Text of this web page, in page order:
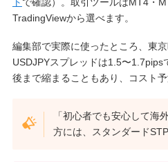
TradingViewから選べます。
編集部で実際に使ったところ、東
USDJPYスプレッドは1.5〜
後まで縮まることもあり、コスト
「初心者でも安心して海
方には、スタンダード